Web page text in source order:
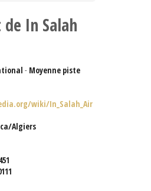
In Salah
- Moyenne piste
wiki/In_Salah_Air
Algiers